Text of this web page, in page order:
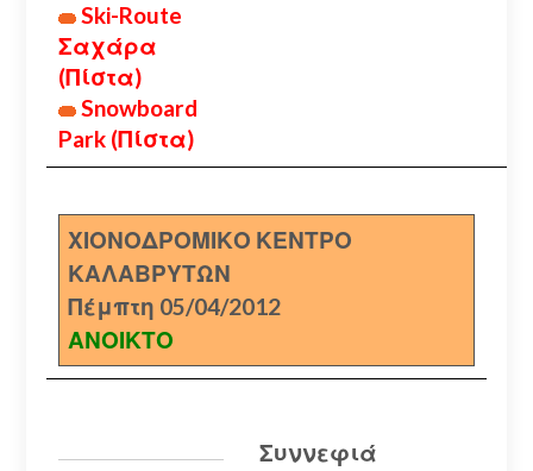
Ski-Route
Σαχάρα
(Πίστα)
Snowboard
Park (Πίστα)
ΧΙΟΝΟΔΡΟΜΙΚΟ ΚΕΝΤΡΟ
ΚΑΛΑΒΡΥΤΩΝ
Πέμπτη 05/04/2012
ΑΝΟΙΚΤΟ
Συννεφιά